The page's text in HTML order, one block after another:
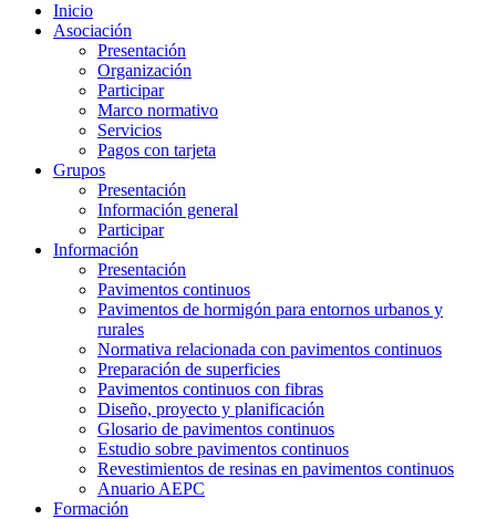
Inicio
Asociación
Presentación
Organización
Participar
Marco normativo
Servicios
Pagos con tarjeta
Grupos
Presentación
Información general
Participar
Información
Presentación
Pavimentos continuos
Pavimentos de hormigón para entornos urbanos y
rurales
Normativa relacionada con pavimentos continuos
Preparación de superficies
Pavimentos continuos con fibras
Diseño, proyecto y planificación
Glosario de pavimentos continuos
Estudio sobre pavimentos continuos
Revestimientos de resinas en pavimentos continuos
Anuario AEPC
Formación